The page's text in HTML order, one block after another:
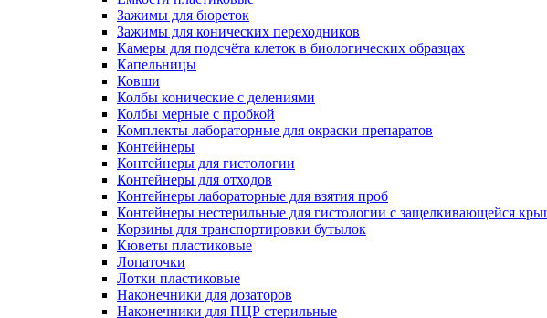
Зажимы для бюреток
Зажимы для конических переходников
Камеры для подсчёта клеток в биологических образцах
Капельницы
Ковши
Колбы конические с делениями
Колбы мерные с пробкой
Комплекты лабораторные для окраски препаратов
Контейнеры
Контейнеры для гистологии
Контейнеры для отходов
Контейнеры лабораторные для взятия проб
Контейнеры нестерильные для гистологии с защелкивающейся
Корзины для транспортировки бутылок
Кюветы пластиковые
Лопаточки
Лотки пластиковые
Наконечники для дозаторов
Наконечники для ПЦР стерильные